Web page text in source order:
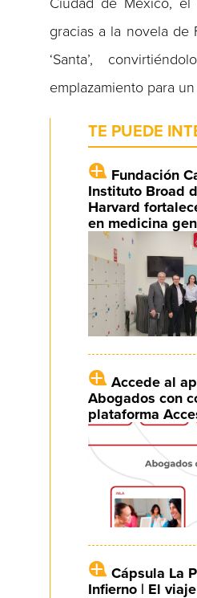
gracias a la novela de
‘Santa’,
emplazamiento para
TE PUEDE
Fundación
Instituto Broad
Harvard
en medicina
Accede al
Abogados con
plataforma
Cápsula La
Infierno | El